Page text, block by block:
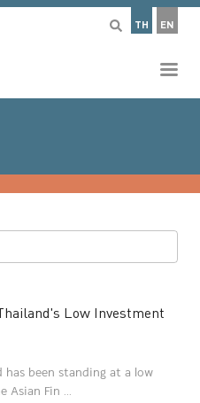
TH EN
Low Investment
been standing at a low
Asian Fin ...